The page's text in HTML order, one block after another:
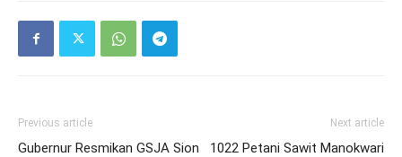
Previous article
Gubernur Resmikan GSJA Sion
Next article
1022 Petani Sawit Manokwari